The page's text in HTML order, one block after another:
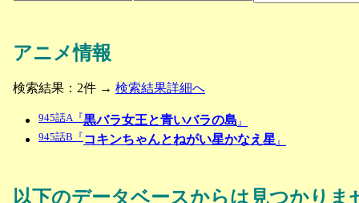
アニメ情報
検索結果：2件 → 検索結果詳細へ
945話A『 黒バラ女王と青いバラの島』
945話B『 コキンちゃんとねがい星かなえ星』
以下のデータベースからは見つかりま